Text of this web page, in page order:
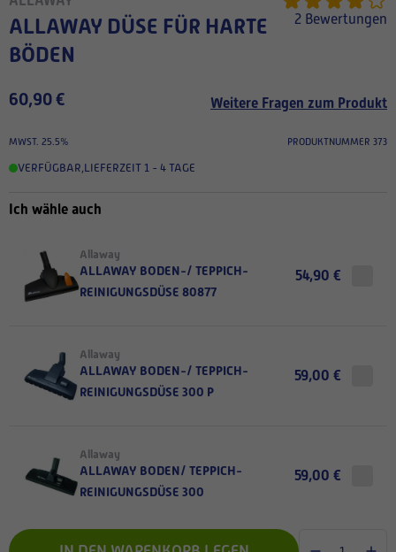
ALLAWAY DÜSE FÜR HARTE
BÖDEN
2 Bewertungen
60,90 € Weitere Fragen zum Produkt
MWST. 25.5% PRODUKTNUMMER 373
VERFÜGBAR,LIEFERZEIT 1 - 4 TAGE
Ich wähle auch
Allaway
ALLAWAY BODEN-/ TEPPICH-
REINIGUNGSDÜSE 80877
54,90 €
Allaway
ALLAWAY BODEN-/ TEPPICH-
REINIGUNGSDÜSE 300 P
59,00 €
Allaway
ALLAWAY BODEN/ TEPPICH-
REINIGUNGSDÜSE 300
59,00 €